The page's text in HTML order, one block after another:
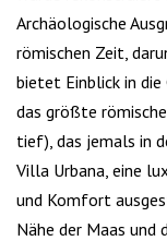
Archäologische
römischen Zeit,
bietet Einblick in die
das größte
tief), das jemals in
Villa Urbana, eine
und Komfort
Nähe der Maas und